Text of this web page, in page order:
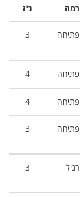
רמה נ''ז
פתיחה 3
פתיחה 4
פתיחה 4
פתיחה 3
רגיל 3